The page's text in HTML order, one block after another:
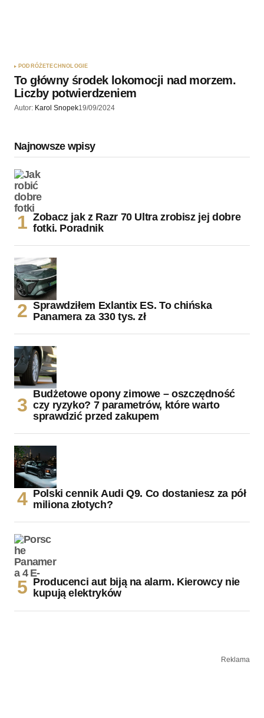
PODRÓŻETECHNOLOGIE
To główny środek lokomocji nad morzem.
Liczby potwierdzeniem
Autor: Karol Snopek19/09/2024
Najnowsze wpisy
Zobacz jak z Razr 70 Ultra zrobisz jej dobre
fotki. Poradnik
Sprawdziłem Exlantix ES. To chińska
Panamera za 330 tys. zł
Budżetowe opony zimowe – oszczędność
czy ryzyko? 7 parametrów, które warto
sprawdzić przed zakupem
Polski cennik Audi Q9. Co dostaniesz za pół
miliona złotych?
Producenci aut biją na alarm. Kierowcy nie
kupują elektryków
Reklama